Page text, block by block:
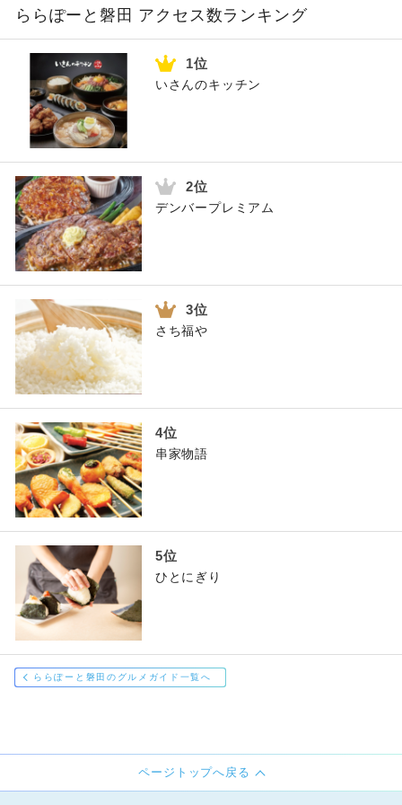
ららぽーと磐田 アクセス数ランキング
いさんのキッチン
デンバープレミアム
さち福や
串家物語
ひとにぎり
ららぽーと磐田のグルメガイド一覧へ
ページトップへ戻る